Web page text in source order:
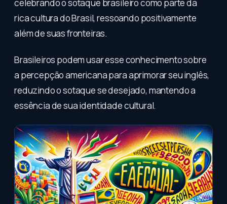
celebrando o sotaque brasileiro como parte da
rica cultura do Brasil, ressoando positivamente
além de suas fronteiras.
Brasileiros podem usar esse conhecimento sobre
a percepção americana para aprimorar seu inglês,
reduzindo o sotaque se desejado, mantendo a
essência de sua identidade cultural.